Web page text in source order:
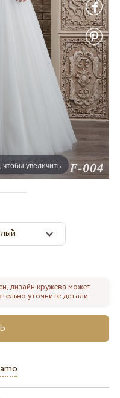
увеличить
дизайн кружева может
уточните детали.